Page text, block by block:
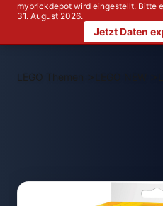
mybrickdepot wird eingestellt. Bitte
31. August 2026.
Jetzt Daten
LEGO Themen >